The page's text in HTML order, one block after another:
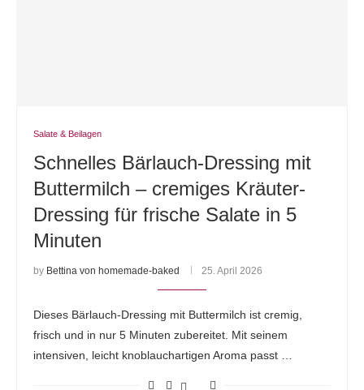
Salate & Beilagen
Schnelles Bärlauch-Dressing mit
Buttermilch – cremiges Kräuter-
Dressing für frische Salate in 5
Minuten
by Bettina von homemade-baked 25. April 2026
Dieses Bärlauch-Dressing mit Buttermilch ist cremig,
frisch und in nur 5 Minuten zubereitet. Mit seinem
intensiven, leicht knoblauchartigen Aroma passt …